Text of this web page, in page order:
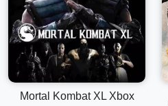
Mortal Kombat XL Xbox